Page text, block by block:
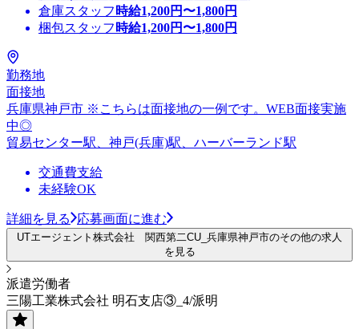
倉庫スタッフ 時給1,200円〜1,800円
梱包スタッフ 時給1,200円〜1,800円
勤務地
面接地
兵庫県神戸市 ※こちらは面接地の一例です。WEB面接実施
中◎
貿易センター駅、神戸(兵庫)駅、ハーバーランド駅
交通費支給
未経験OK
詳細を見る 応募画面に進む
UTエージェント株式会社 関西第二CU_兵庫県神戸市のその他の求人
を見る
派遣労働者
三陽工業株式会社 明石支店③_4/派明